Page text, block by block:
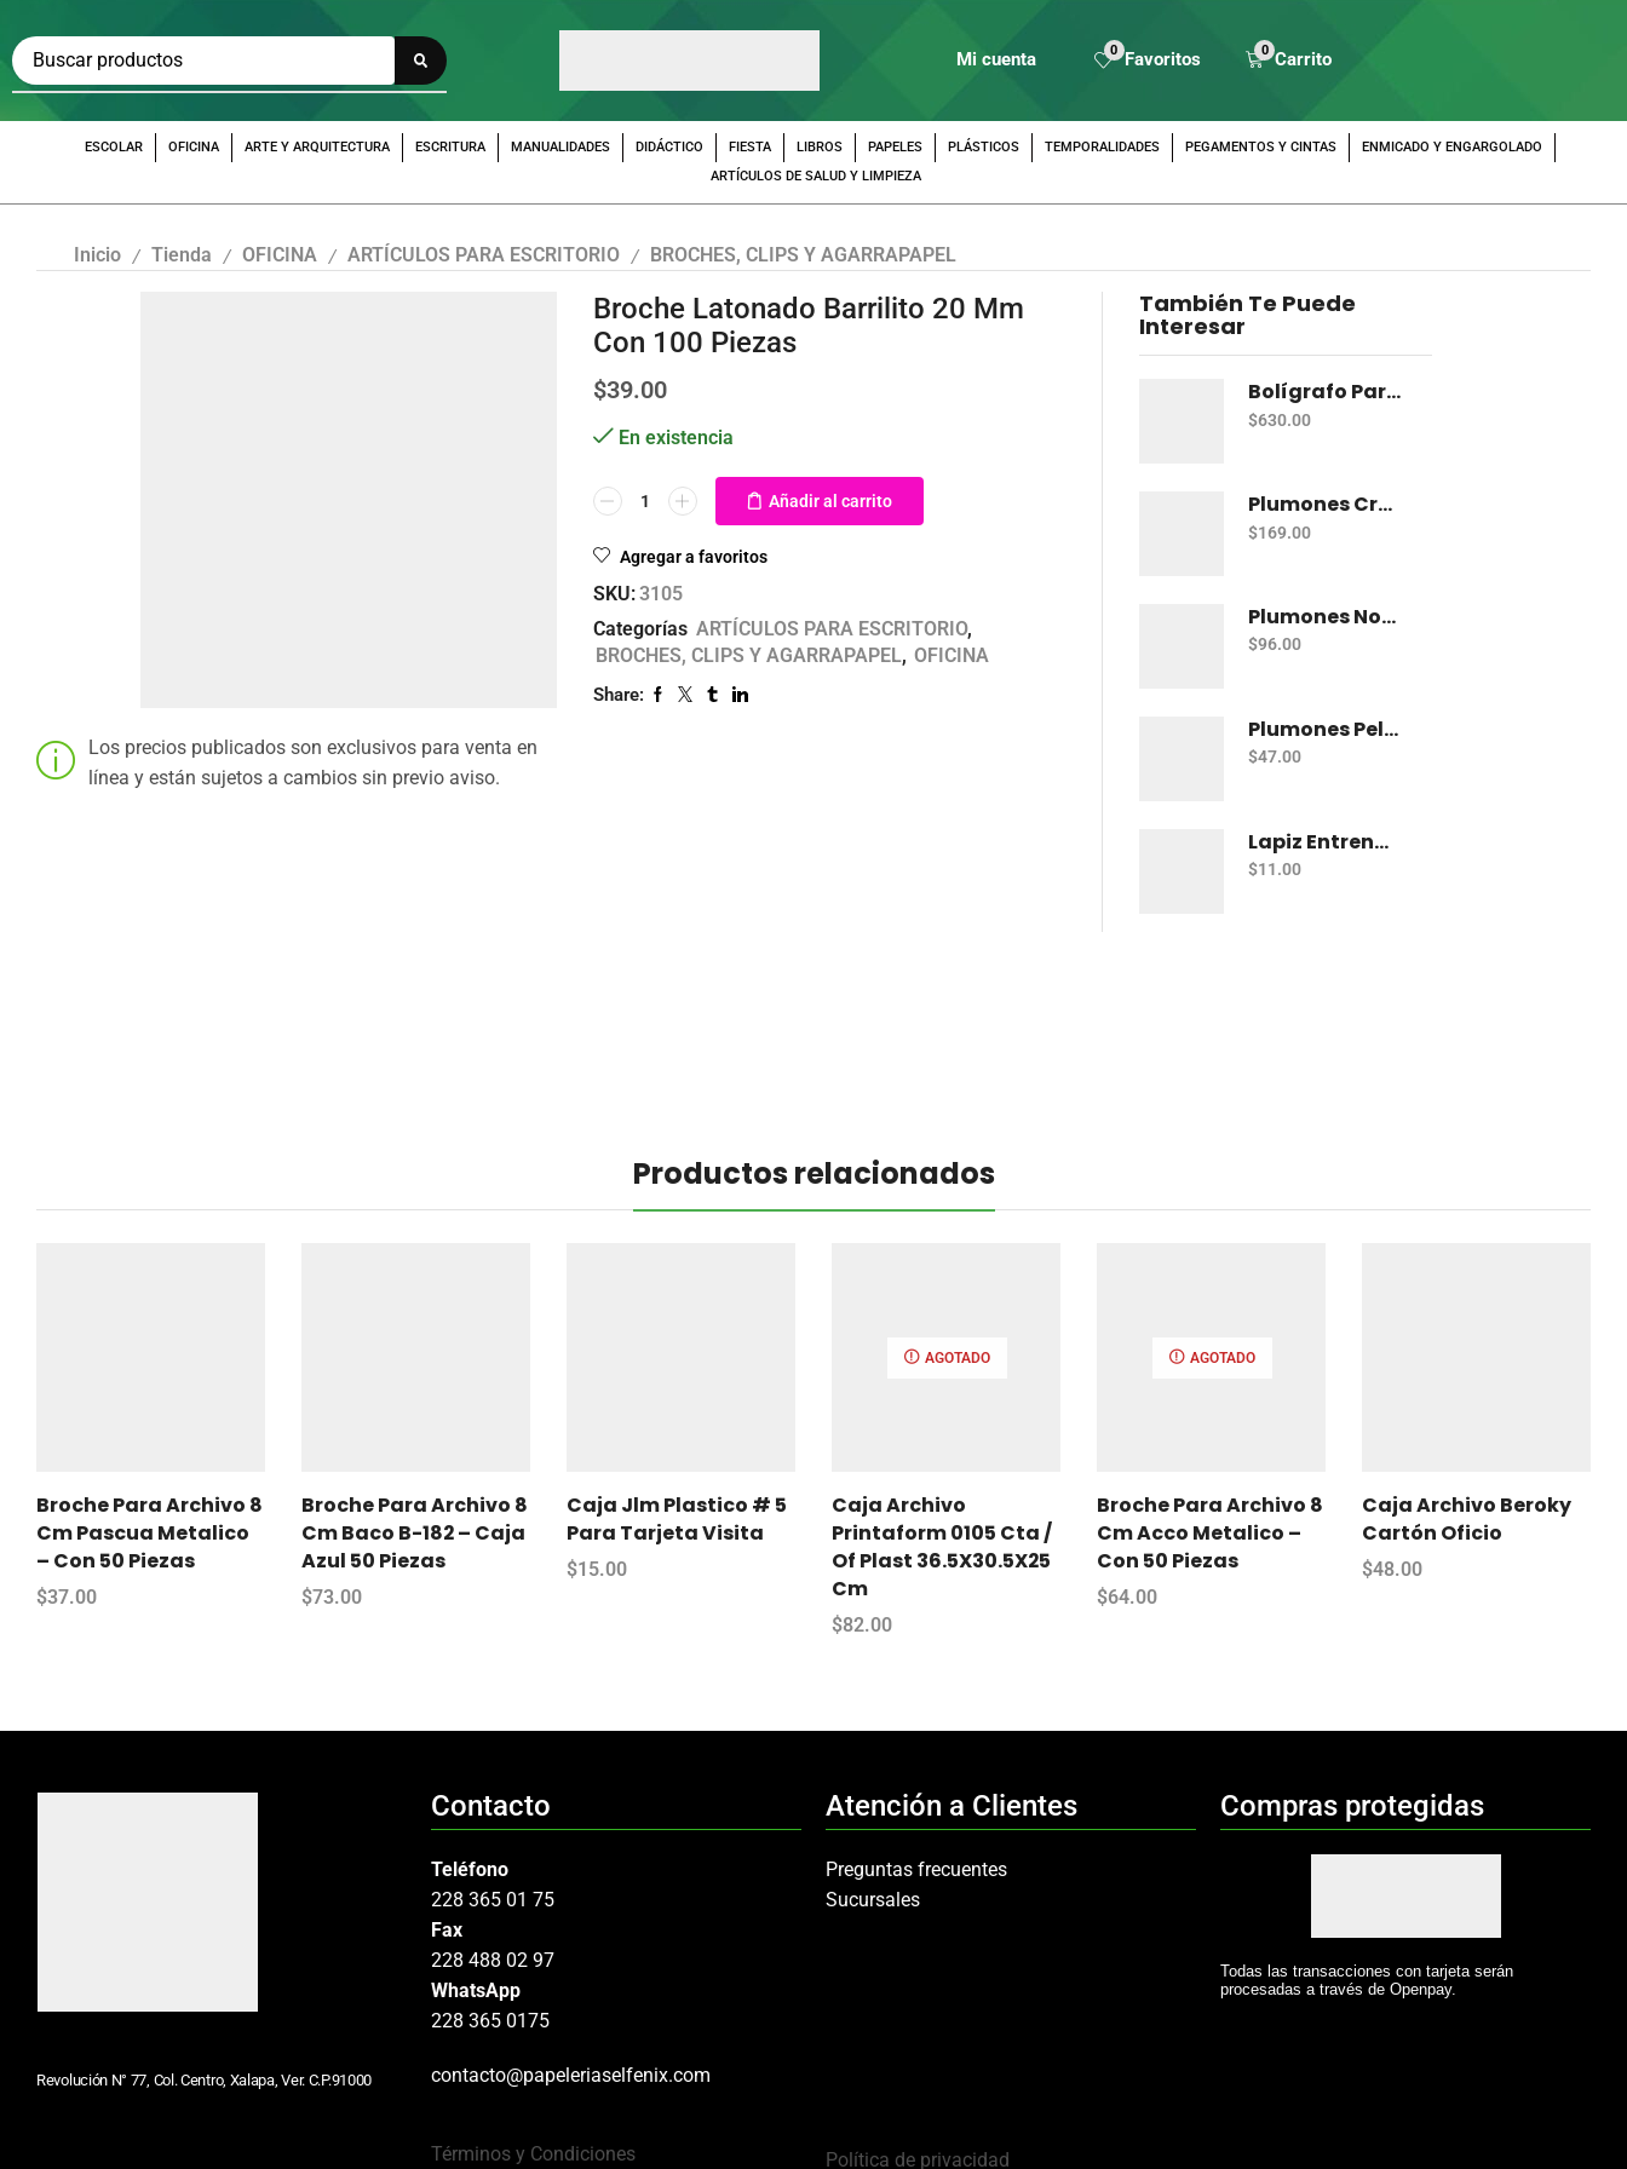
Mi cuenta 0 Favoritos 0 Carrito
ESCOLAR OFICINA ARTE Y ARQUITECTURA ESCRITURA MANUALIDADES DIDÁCTICO FIESTA LIBROS PAPELES PLÁSTICOS TEMPORALIDADES PEGAMENTOS Y CINTAS
ENMICADO Y ENGARGOLADO
ARTÍCULOS DE SALUD Y LIMPIEZA
Inicio / Tienda / OFICINA / ARTÍCULOS PARA ESCRITORIO / BROCHES, CLIPS Y AGARRAPAPEL
Los precios publicados son exclusivos para venta en
línea y están sujetos a cambios sin previo aviso.
Broche Latonado Barrilito 20 Mm
Con 100 Piezas
$39.00
En existencia
Añadir al carrito
Agregar a favoritos
SKU:3105
Categorías ARTÍCULOS PARA ESCRITORIO,
BROCHES, CLIPS Y AGARRAPAPEL, OFICINA
Share:
También Te Puede
Interesar
Bolígrafo Parker Im Azul Bt
$630.00
Plumones Crayola Super Tips C/20 Delgados Lav
$169.00
Plumones Norma Magicos C/12
$96.00
Plumones Pelikan Colorella Star C/12
$47.00
Lapiz Entrenador Baco Teacher Triang Jumbo
$11.00
Productos relacionados
Broche Para Archivo 8
Cm Pascua Metalico
– Con 50 Piezas
$37.00
Broche Para Archivo 8
Cm Baco B-182 – Caja
Azul 50 Piezas
$73.00
Caja Jlm Plastico # 5
Para Tarjeta Visita
$15.00
AGOTADO
Caja Archivo
Printaform 0105 Cta /
Of Plast 36.5X30.5X25
Cm
$82.00
AGOTADO
Broche Para Archivo 8
Cm Acco Metalico –
Con 50 Piezas
$64.00
Caja Archivo Beroky
Cartón Oficio
$48.00
Revolución N° 77, Col. Centro, Xalapa, Ver. C.P.91000
Contacto
Teléfono
228 365 01 75
Fax
228 488 02 97
WhatsApp
228 365 0175
contacto@papeleriaselfenix.com
Términos y Condiciones
Atención a Clientes
Preguntas frecuentes
Sucursales
Política de privacidad
Compras protegidas
Todas las transacciones con tarjeta serán
procesadas a través de Openpay.